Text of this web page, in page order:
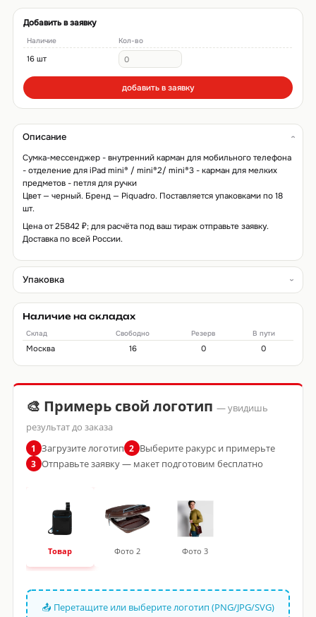
Добавить в заявку
Наличие Кол-во
16 шт
добавить в заявку
Описание
Сумка-мессенджер - внутренний карман для мобильного телефона
- отделение для iPad mini® / mini®2/ mini®3 - карман для мелких
предметов - петля для ручки
Цвет — черный. Бренд — Piquadro. Поставляется упаковками по 18
шт.
Цена от 25842 ₽; для расчёта под ваш тираж отправьте заявку.
Доставка по всей России.
Упаковка
Наличие на складах
Склад Свободно Резерв В пути
Москва 16 0 0
🎨 Примерь свой логотип — увидишь
результат до заказа
1 Загрузите логотип 2 Выберите ракурс и примерьте
3 Отправьте заявку — макет подготовим бесплатно
Товар Фото 2 Фото 3
📤 Перетащите или выберите логотип (PNG/JPG/SVG)